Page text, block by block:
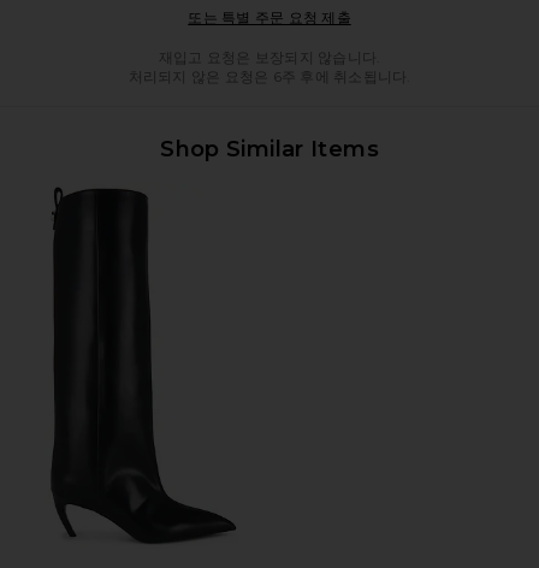
또는 특별 주문 요청 제출Opens in a modal window
재입고 요청은 보장되지 않습니다.
처리되지 않은 요청은 6주 후에 취소됩니다.
Shop Similar Items